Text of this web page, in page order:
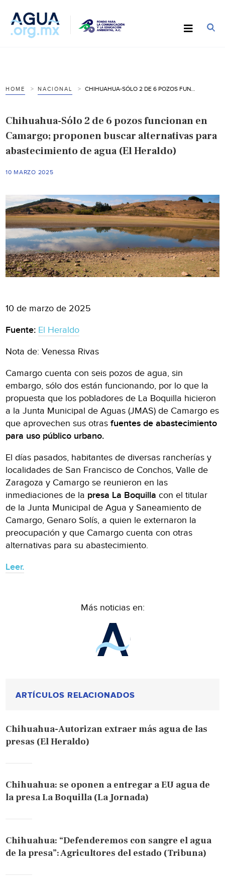
HOME NACIONAL
Chihuahua-Sólo 2 de 6 pozos funcionan en
Camargo; proponen buscar alternativas para
abastecimiento de agua (El Heraldo)
10 MARZO 2025
10 de marzo de 2025
Fuente: El Heraldo
Nota de: Venessa Rivas
Camargo cuenta con seis pozos de agua, sin
embargo, sólo dos están funcionando, por lo que la
propuesta que los pobladores de La Boquilla hicieron
a la Junta Municipal de Aguas (JMAS) de Camargo es
que aprovechen sus otras fuentes de abastecimiento
para uso público urbano.
El días pasados, habitantes de diversas rancherías y
localidades de San Francisco de Conchos, Valle de
Zaragoza y Camargo se reunieron en las
inmediaciones de la presa La Boquilla con el titular
de la Junta Municipal de Agua y Saneamiento de
Camargo, Genaro Solís, a quien le externaron la
preocupación y que Camargo cuenta con otras
alternativas para su abastecimiento.
Leer.
Más noticias en:
ARTÍCULOS RELACIONADOS
Chihuahua-Autorizan extraer más agua de las
presas (El Heraldo)
Chihuahua: se oponen a entregar a EU agua de
la presa La Boquilla (La Jornada)
Chihuahua: “Defenderemos con sangre el agua
de la presa”: Agricultores del estado (Tribuna)